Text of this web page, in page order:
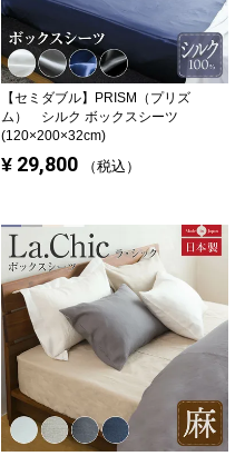
【セミダブル】 PRISM（プリズ
ム） シルク ボックスシーツ
(120×200×32cm)
¥ 29,800 税込